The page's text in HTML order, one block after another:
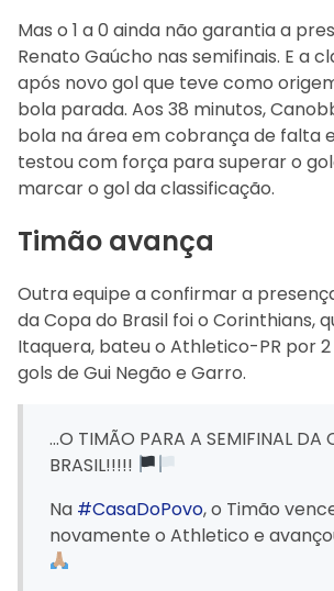
Mas o 1 a 0 ainda não garantia a
Renato Gaúcho nas semifinais. E a
após novo gol que teve como
bola parada. Aos 38 minutos,
bola na área em cobrança de falta
testou com força para superar o
marcar o gol da classificação.
Timão avança
Outra equipe a confirmar a
da Copa do Brasil foi o Corinthians,
Itaquera, bateu o Athletico-PR por
gols de Gui Negão e Garro.
…O TIMÃO PARA A SEMIFINAL DA
BRASIL!!!!!
Na #CasaDoPovo, o Timão
novamente o Athletico e